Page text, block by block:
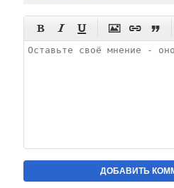
     